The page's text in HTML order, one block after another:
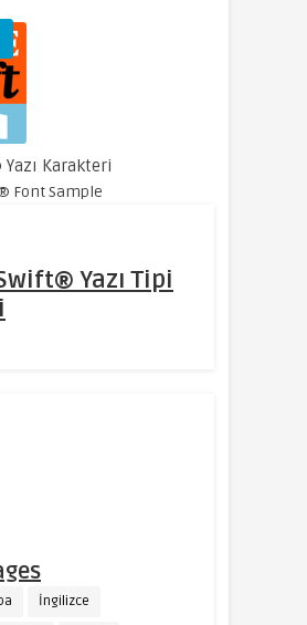
Karakteri
Yazı Tipi
İngilizce